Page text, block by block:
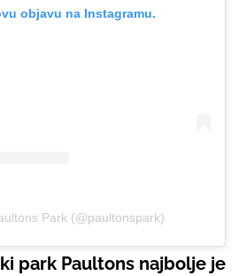
objavu na Instagramu.
Park (@paultonspark)
park Paultons najbolje je